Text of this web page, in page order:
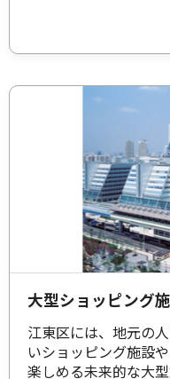
大型ショッピング
江東区には、地元の
いショッピング施設
楽しめる未来的な大